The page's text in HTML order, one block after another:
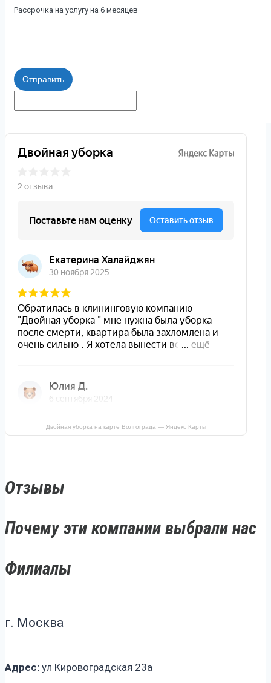
Рассрочка на услугу на 6 месяцев
Отправить
Двойная уборка на карте Волгограда — Яндекс Карты
Отзывы
Почему эти компании выбрали нас
Филиалы
г. Москва
Адрес: ул Кировоградская 23а